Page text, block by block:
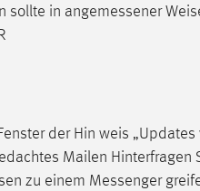
sollte in angemessener
der Hin­ weis „Updates
Mailen Hinterfragen
zu einem Messenger